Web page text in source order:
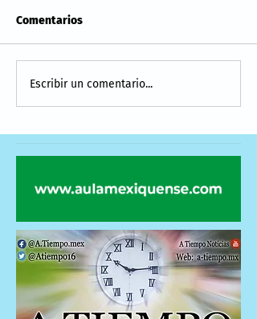
Comentarios
Escribir un comentario...